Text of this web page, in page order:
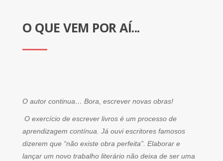
O QUE VEM POR AÍ...
O autor continua… Bora, escrever novas obras!
O exercício de escrever livros é um processo de
aprendizagem contínua. Já ouvi escritores famosos
dizerem que “não existe obra perfeita”. Elaborar e
lançar um novo trabalho literário não deixa de ser uma